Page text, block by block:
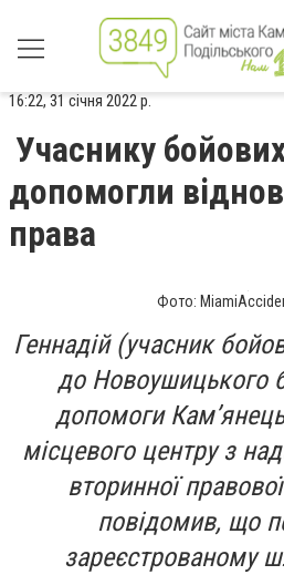
16:22, 31 січня 2022 р.
Учаснику
допомогли
права
Фото:
Геннадій (учасник
до Новоушицького
допомоги
місцевого центру з
вторинної
повідомив, що
зареєстрованому